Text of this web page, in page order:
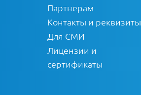
Партнерам
Контакты и реквизиты
Для СМИ
Лицензии и
сертификаты